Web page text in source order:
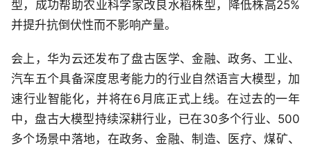
型，成功帮助农业科学家改良水稻株型，降低株高25%
并提升抗倒伏性而不影响产量。
会上，华为云还发布了盘古医学、金融、政务、工业、
汽车五个具备深度思考能力的行业自然语言大模型，加
速行业智能化，并将在6月底正式上线。在过去的一年
中，盘古大模型持续深耕行业，已在30多个行业、500
多个场景中落地，在政务、金融、制造、医疗、煤矿、